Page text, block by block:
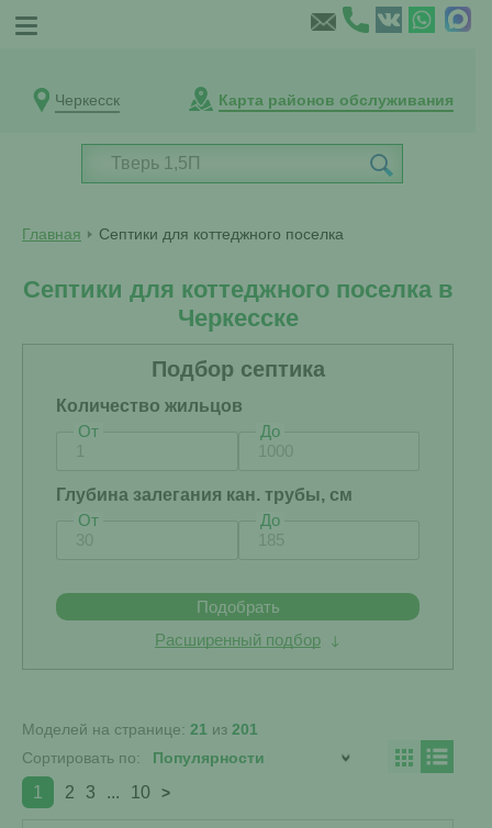
Черкесск Карта районов обслуживания
Главная Септики для коттеджного поселка
Септики для коттеджного поселка в
Черкесске
Подбор септика
Количество жильцов
От
До
Глубина залегания кан. трубы, см
От
До
Подобрать
Расширенный подбор
Моделей на странице: 21 из 201
Сортировать по:
1 2 3 ... 10 >